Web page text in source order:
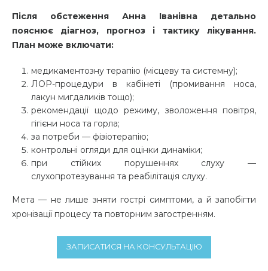
Після обстеження Анна Іванівна детально
пояснює діагноз, прогноз і тактику лікування.
План може включати:
медикаментозну терапію (місцеву та системну);
ЛОР-процедури в кабінеті (промивання носа,
лакун мигдаликів тощо);
рекомендації щодо режиму, зволоження повітря,
гігієни носа та горла;
за потреби — фізіотерапію;
контрольні огляди для оцінки динаміки;
при стійких порушеннях слуху —
слухопротезування та реабілітація слуху.
Мета — не лише зняти гострі симптоми, а й запобігти
хронізації процесу та повторним загостренням.
ЗАПИСАТИСЯ НА КОНСУЛЬТАЦІЮ